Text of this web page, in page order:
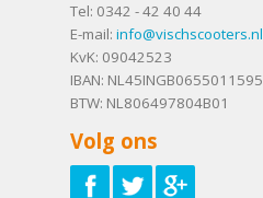
Tel: 0342 - 42 40 44
E-mail: info@vischscooters.nl
KvK: 09042523
IBAN: NL45INGB0655011595
BTW: NL806497804B01
Volg ons